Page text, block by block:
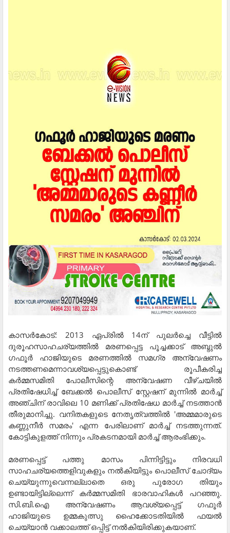
കാസര്‍കോട്: 2013 ഏപ്രില്‍ 14ന് പുലര്‍ച്ചെ വീട്ടില്‍
ദുരൂഹസാഹചര്യത്തില്‍ മരണപ്പെട്ട പൂച്ചക്കാട് അബ്ദുല്‍
ഗഫൂര്‍ ഹാജിയുടെ മരണത്തില്‍ സമഗ്ര അന്വേഷണം
നടത്തണമെന്നാവശ്യപ്പെട്ടുകൊണ്ട് രൂപീകരിച്ച
കര്‍മ്മസമിതി പോലീസിന്റെ അന്വേഷണ വീഴ്ചയില്‍
പ്രതിഷേധിച്ച് ബേക്കല്‍ പൊലീസ് സ്റ്റേഷന് മുന്നില്‍ മാര്‍ച്ച്
അഞ്ചിന് രാവിലെ 10 മണിക്ക് പ്രതിഷേധ മാര്‍ച്ച് നടത്താന്‍
തീരുമാനിച്ചു. വനിതകളുടെ നേതൃത്വത്തില്‍ 'അമ്മമാരുടെ
കണ്ണുനീര്‍ സമരം' എന്ന പേരിലാണ് മാര്‍ച്ച് നടത്തുന്നത്.
കോട്ടികുളത്ത് നിന്നും പ്രകടനമായി മാര്‍ച്ച് ആരംഭിക്കും.
മരണപ്പെട്ട് പത്തു മാസം പിന്നിട്ടിട്ടും നിരവധി
സാഹചര്യത്തെളിവുകളും നല്‍കിയിട്ടും പൊലീസ് ചോദ്യം
ചെയ്യുന്നുവെന്നല്ലാതെ ഒരു പുരോഗ തിയും
ഉണ്ടായിട്ടില്ലെന്ന് കര്‍മ്മസമിതി ഭാരവാഹികള്‍ പറഞ്ഞു.
സി.ബി.ഐ അന്വേഷണം ആവശ്യപ്പെട്ട് ഗഫൂര്‍
ഹാജിയുടെ ഉമ്മകുത്സു ഹൈക്കോടതിയില്‍ ഫയല്‍
ചെയ്യാന്‍ വക്കാലത്ത് ഒപ്പിട്ട് നല്‍കിയിരിക്കുകയാണ്.